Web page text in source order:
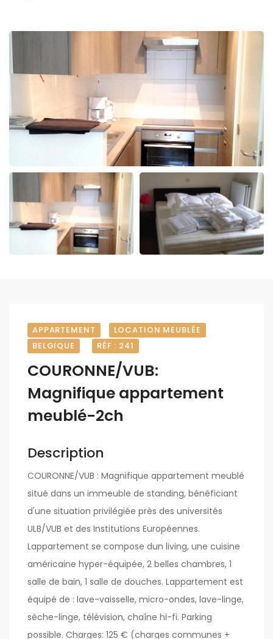
APPARTEMENT
LOCATION MEUBLÉE
BELGIQUE
RÉF : 241
COURONNE/VUB:
Magnifique appartement
meublé-2ch
Description
COURONNE/VUB : Magnifique appartement meublé
situé dans un immeuble de standing, bénéficiant
d'une situation privilégiée près des universités
ULB/VUB et des Institutions Européennes.
Lappartement se compose dun living, une cuisine
américaine hyper-équipée, 2 belles chambres, 1
salle de bain, 1 salle de douches. Lappartement est
équipé de : lave-vaisselle, micro-ondes, lave-linge,
sèche-linge, télévision, chaîne hi-fi. Parking
possible. Charges: 125 € (charges communes +